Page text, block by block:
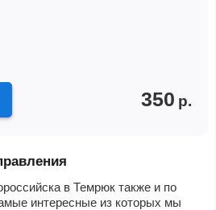
350 р.
в Темрюк также и по
интересные из которых мы